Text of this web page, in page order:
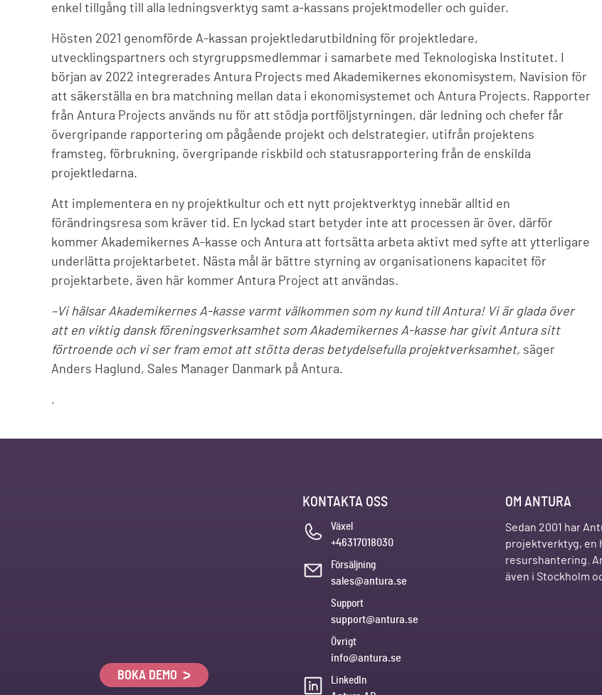
enkel tillgång till alla ledningsverktyg samt a-kassans projektmodeller och guider.
Hösten 2021 genomförde A-kassan projektledarutbildning för projektledare,
utvecklingspartners och styrgruppsmedlemmar i samarbete med Teknologiska Institutet. I
början av 2022 integrerades Antura Projects med Akademikernes ekonomisystem, Navision för
att säkerställa en bra matchning mellan data i ekonomisystemet och Antura Projects. Rapporter
från Antura Projects används nu för att stödja portföljstyrningen, där ledning och chefer får
övergripande rapportering om pågående projekt och delstrategier, utifrån projektens
framsteg, förbrukning, övergripande riskbild och statusrapportering från de enskilda
projektledarna.
Att implementera en ny projektkultur och ett nytt projektverktyg innebär alltid en
förändringsresa som kräver tid. En lyckad start betyder inte att processen är över, därför
kommer Akademikernes A-kasse och Antura att fortsätta arbeta aktivt med syfte att ytterligare
underlätta projektarbetet. Nästa mål är bättre styrning av organisationens kapacitet för
projektarbete, även här kommer Antura Project att användas.
–Vi hälsar Akademikernes A-kasse varmt välkommen som ny kund till Antura! Vi är glada över
att en viktig dansk föreningsverksamhet som Akademikernes A-kasse har givit Antura sitt
förtroende och vi ser fram emot att stötta deras betydelsefulla projektverksamhet, säger
Anders Haglund, Sales Manager Danmark på Antura.
.
BOKA DEMO
KONTAKTA OSS
Växel
+46317018030
Försäljning
sales@antura.se
Support
support@antura.se
Övrigt
info@antura.se
LinkedIn
OM ANTURA
Sedan 2001 har
projektverktyg, en
resurshantering.
även i Stockholm